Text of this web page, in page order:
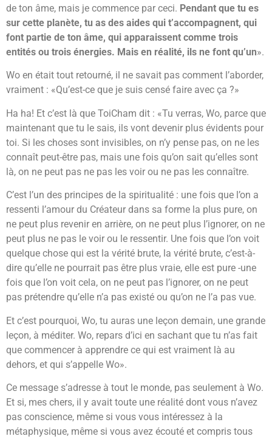
de ton âme, mais je commence par ceci. Pendant que tu es
sur cette planète, tu as des aides qui t’accompagnent, qui
font partie de ton âme, qui apparaissent comme trois
entités ou trois énergies. Mais en réalité, ils ne font qu’un».
Wo en était tout retourné, il ne savait pas comment l’aborder,
vraiment : «Qu’est-ce que je suis censé faire avec ça ?»
Ha ha! Et c’est là que ToiCham dit : «Tu verras, Wo, parce que
maintenant que tu le sais, ils vont devenir plus évidents pour
toi. Si les choses sont invisibles, on n’y pense pas, on ne les
connaît peut-être pas, mais une fois qu’on sait qu’elles sont
là, on ne peut pas ne pas les voir ou ne pas les connaître.
C’est l’un des principes de la spiritualité : une fois que l’on a
ressenti l’amour du Créateur dans sa forme la plus pure, on
ne peut plus revenir en arrière, on ne peut plus l’ignorer, on ne
peut plus ne pas le voir ou le ressentir. Une fois que l’on voit
quelque chose qui est la vérité brute, la vérité brute, c’est-à-
dire qu’elle ne pourrait pas être plus vraie, elle est pure -une
fois que l’on voit cela, on ne peut pas l’ignorer, on ne peut
pas prétendre qu’elle n’a pas existé ou qu’on ne l’a pas vue.
Et c’est pourquoi, Wo, tu auras une leçon demain, une grande
leçon, à méditer. Wo, repars d’ici en sachant que tu n’as fait
que commencer à apprendre ce qui est vraiment là au
dehors, et qui s’appelle Wo».
Ce message s’adresse à tout le monde, pas seulement à Wo.
Et si, mes chers, il y avait toute une réalité dont vous n’avez
pas conscience, même si vous vous intéressez à la
métaphysique, même si vous avez écouté et compris tous